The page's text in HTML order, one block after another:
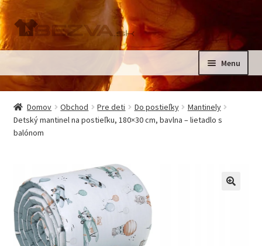
Preskočiť
na
navigáciu
Preskočiť
na
obsah
Menu
Domov
Pre deti
Kontakt
Domov Obchod Pre deti Do postieľky
Mantinely
Detský mantinel na postieľku, 180×30 cm, bavlna – lietadlo s
balónom